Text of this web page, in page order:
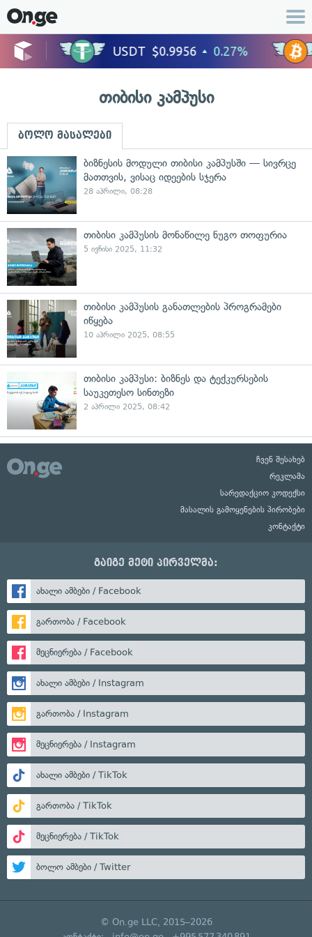
თიბისი კამპუსი
ბოლო მასალები
ბიზნესის მოდული თიბისი კამპუსში — სივრცე
მათთვის, ვისაც იდეების სჯერა
28 აპრილი, 08:28
თიბისი კამპუსის მონაწილე ნუგო თოფურია
5 ივნისი 2025, 11:32
თიბისი კამპუსის განათლების პროგრამები
იწყება
10 აპრილი 2025, 08:55
თიბისი კამპუსი: ბიზნეს და ტექკურსების
საუკეთესო სინთეზი
2 აპრილი 2025, 08:42
ჩვენ შესახებ
რეკლამა
სარედაქციო კოდექსი
მასალის გამოყენების პირობები
კონტაქტი
გაიგე მეტი პირველმა:
ახალი ამბები / Facebook
გართობა / Facebook
მეცნიერება / Facebook
ახალი ამბები / Instagram
გართობა / Instagram
მეცნიერება / Instagram
ახალი ამბები / TikTok
გართობა / TikTok
მეცნიერება / TikTok
ბოლო ამბები / Twitter
© On.ge LLC, 2015–2026